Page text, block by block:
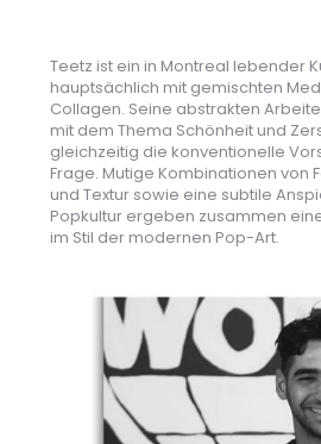
Teetz ist ein in Montreal lebender
hauptsächlich mit gemischten
Collagen. Seine abstrakten
mit dem Thema Schönheit und
gleichzeitig die konventionelle
Frage. Mutige Kombinationen von
und Textur sowie eine subtile
Popkultur ergeben zusammen
im Stil der modernen Pop-Art.